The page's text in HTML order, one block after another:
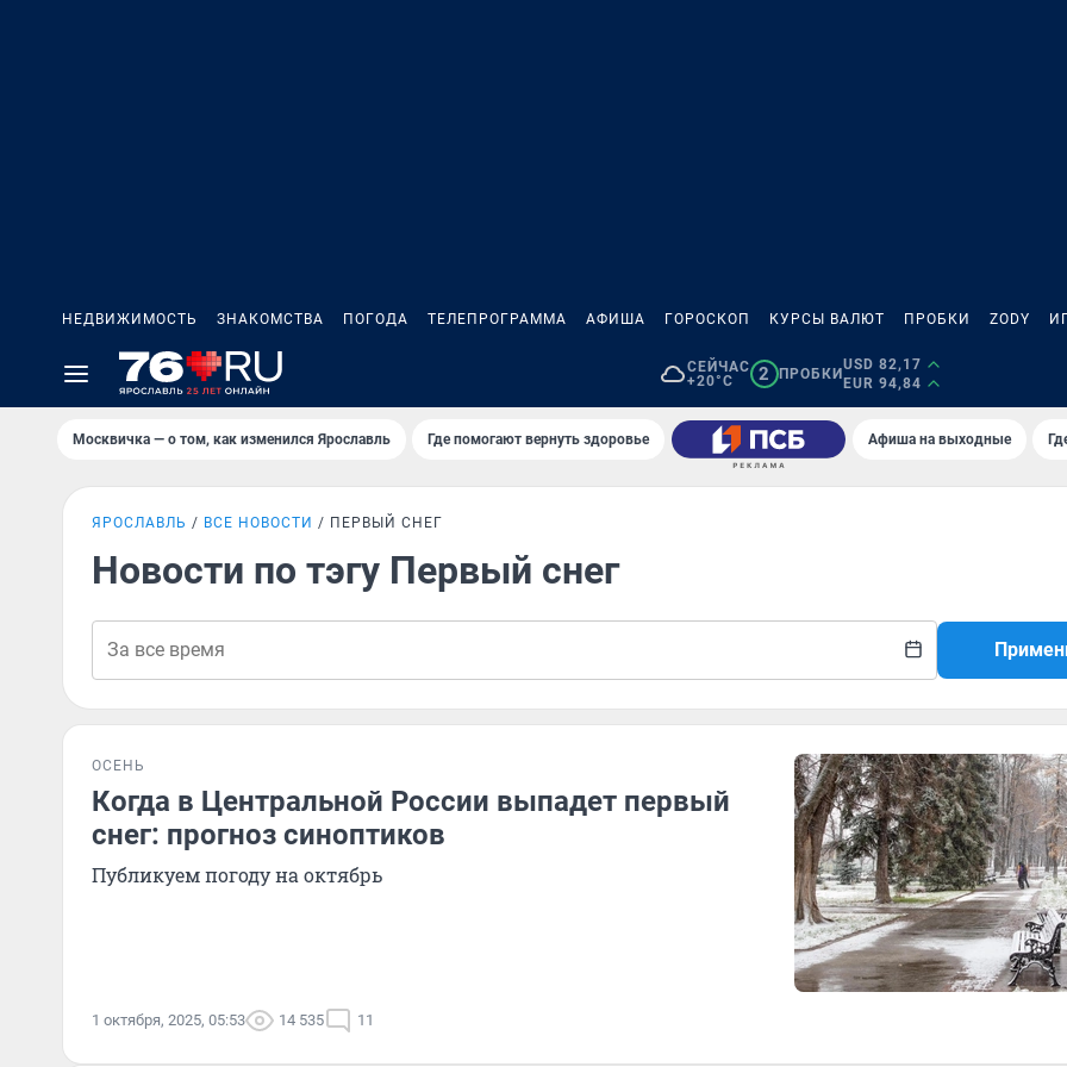
НЕДВИЖИМОСТЬ ЗНАКОМСТВА ПОГОДА ТЕЛЕПРОГРАММА АФИША ГОРОСКОП КУРСЫ ВАЛЮТ ПРОБКИ ZODY
СЕЙЧАС
+20°C
2 ПРОБКИ
USD 82,17
EUR 94,84
Москвичка — о том, как изменился Ярославль Где помогают вернуть здоровье Афиша на выходные
ЯРОСЛАВЛЬ ВСЕ НОВОСТИ ПЕРВЫЙ СНЕГ
Новости по тэгу Первый снег
ОСЕНЬ
Когда в Центральной России выпадет первый
снег: прогноз синоптиков
Публикуем погоду на октябрь
1 октября, 2025, 05:53 14 535 11